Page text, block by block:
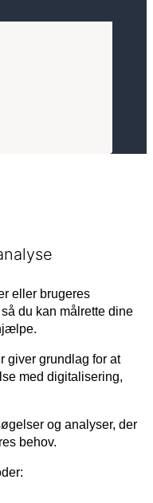
eller brugeres
du kan målrette dine
giver grundlag for at
med digitalisering,
og analyser, der
behov.